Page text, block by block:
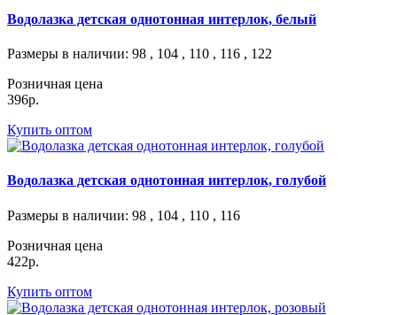
Водолазка детская однотонная интерлок, белый
Размеры в наличии: 98 , 104 , 110 , 116 , 122
Розничная цена
396р.
Купить оптом
Водолазка детская однотонная интерлок, голубой
Размеры в наличии: 98 , 104 , 110 , 116
Розничная цена
422р.
Купить оптом